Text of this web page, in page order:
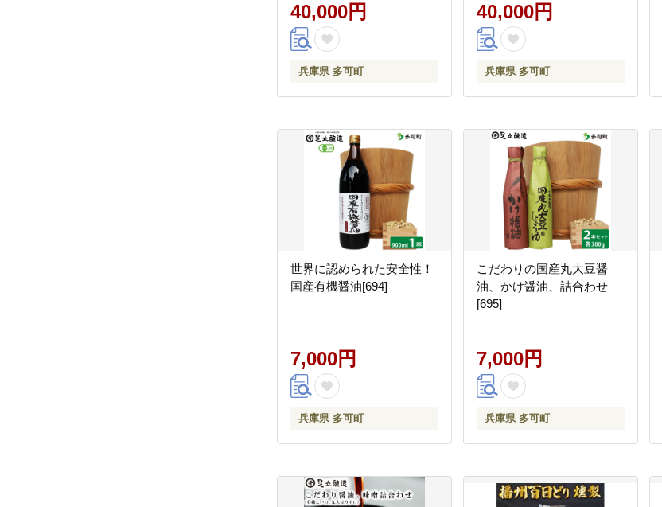
40,000円
兵庫県 多可町
40,000円
兵庫県 多可町
世界に認められた安全性！
国産有機醤油[694]
7,000円
兵庫県 多可町
こだわりの国産丸大豆醤
油、かけ醤油、詰合わせ
[695]
7,000円
兵庫県 多可町